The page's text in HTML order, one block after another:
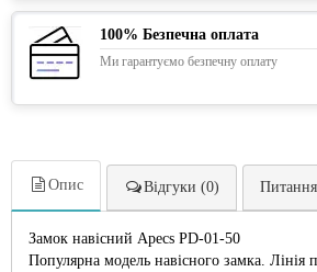
100% Безпечна оплата
Ми гарантуємо безпечну оплату
Опис Відгуки (0)
Замок навісний Apecs PD-01-50
Популярна модель навісного замка. Лінія